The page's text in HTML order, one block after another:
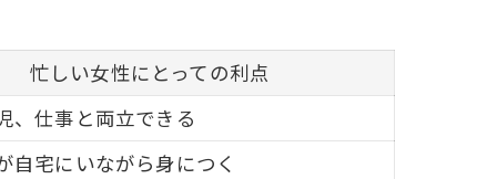
忙しい女性にとっての利点
、仕事と両立できる
自宅にいながら身につく